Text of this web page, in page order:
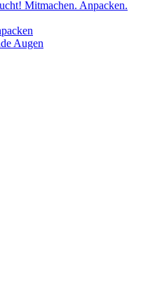
Mitmachen. Anpacken.
Augen